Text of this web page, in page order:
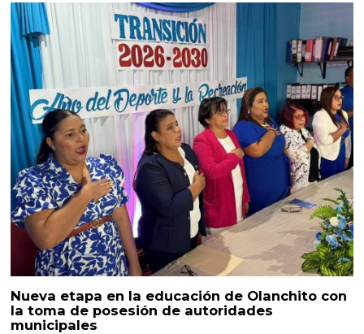
Nueva etapa en la educación de Olanchito con
la toma de posesión de autoridades
municipales